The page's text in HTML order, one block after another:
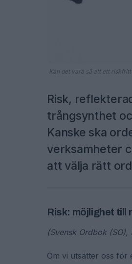
Kan det vara så att ett
Risk,
trångsynthet
Kanske ska
verksamheter
att välja rätt
Risk: möjlighet till
(Svensk Ordbok (SO),
Om vi utsätter oss för